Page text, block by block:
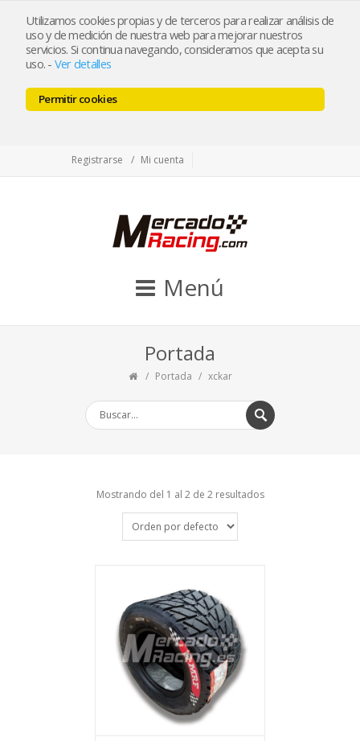
Utilizamos cookies propias y de terceros para realizar análisis de
uso y de medición de nuestra web para mejorar nuestros
servicios. Si continua navegando, consideramos que acepta su
uso. - Ver detalles
Permitir cookies
tienda@mercadoracing.com
Registrarse
Mi cuenta
Menú
Portada
Portada xckar
Mostrando del 1 al 2 de 2 resultados